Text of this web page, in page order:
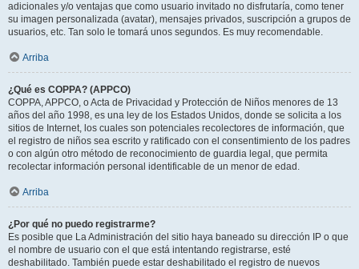
adicionales y/o ventajas que como usuario invitado no disfrutaría, como tener
su imagen personalizada (avatar), mensajes privados, suscripción a grupos de
usuarios, etc. Tan solo le tomará unos segundos. Es muy recomendable.
Arriba
¿Qué es COPPA? (APPCO)
COPPA, APPCO, o Acta de Privacidad y Protección de Niños menores de 13
años del año 1998, es una ley de los Estados Unidos, donde se solicita a los
sitios de Internet, los cuales son potenciales recolectores de información, que
el registro de niños sea escrito y ratificado con el consentimiento de los padres
o con algún otro método de reconocimiento de guardia legal, que permita
recolectar información personal identificable de un menor de edad.
Arriba
¿Por qué no puedo registrarme?
Es posible que La Administración del sitio haya baneado su dirección IP o que
el nombre de usuario con el que está intentando registrarse, esté
deshabilitado. También puede estar deshabilitado el registro de nuevos